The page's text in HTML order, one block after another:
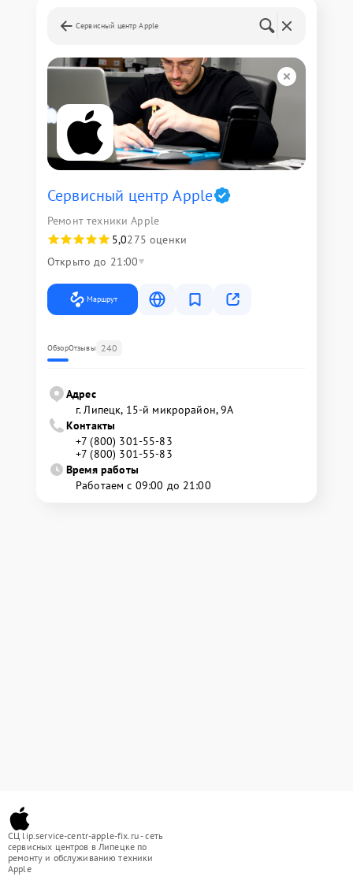
Сервисный центр Apple
Сервисный центр Apple
Ремонт техники Apple
5,0275 оценки
Открыто до 21:00
Маршрут
ОбзорОтзывы 240
Адрес
г. Липецк, 15-й микрорайон, 9А
Контакты
+7 (800) 301-55-83
+7 (800) 301-55-83
Время работы
Работаем с 09:00 до 21:00
СЦ lip.service-centr-apple-fix.ru - сеть
сервисных центров в Липецке по
ремонту и обслуживанию техники
Apple